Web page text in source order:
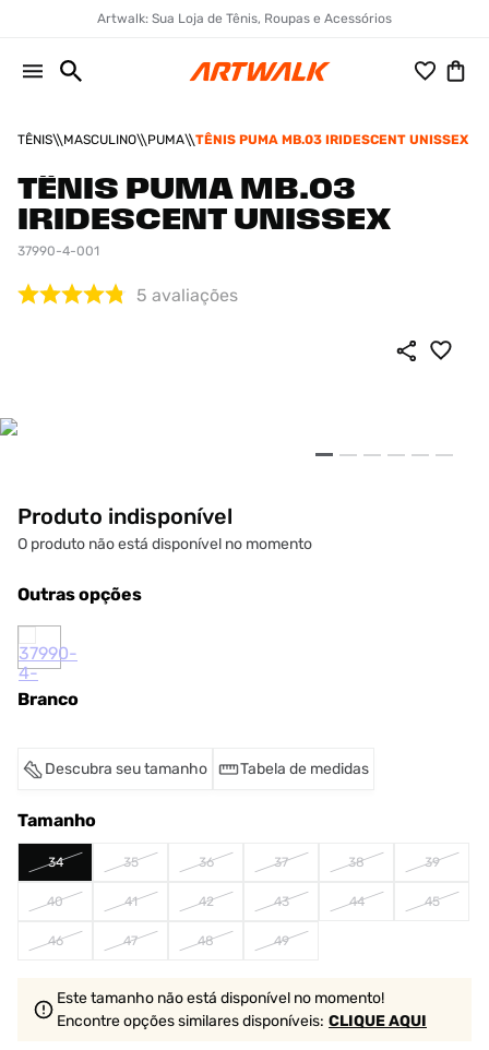
Artwalk: Sua Loja de Tênis, Roupas e Acessórios
TÊNIS MASCULINO PUMA TÊNIS PUMA MB.03 IRIDESCENT UNISSEX
TÊNIS PUMA MB.03
IRIDESCENT UNISSEX
37990-4-001
5 avaliações
Produto indisponível
O produto não está disponível no momento
Outras opções
Branco
Descubra seu tamanho Tabela de medidas
Tamanho
34 35 36 37 38 39
40 41 42 43 44 45
46 47 48 49
Este tamanho não está disponível no momento!
Encontre opções similaresdisponíveis: CLIQUE AQUI